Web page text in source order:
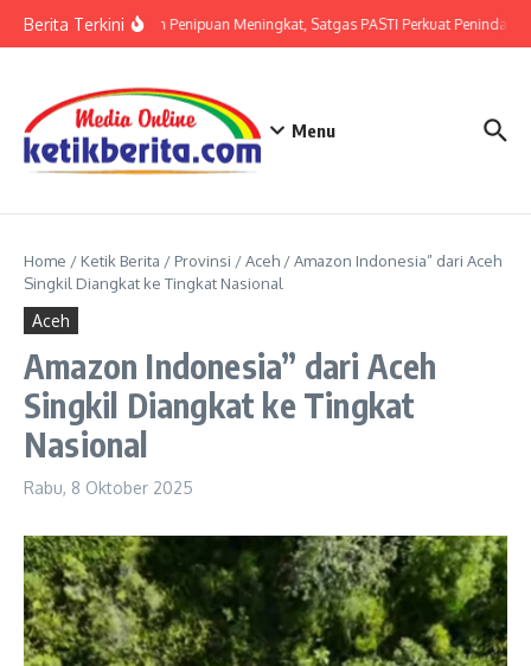
Berita TerkiniAncaman Penipuan Meningkat, Satgas PASTI Perkuat Penindakan
Menu
Home / Ketik Berita / Provinsi /Aceh /Amazon Indonesia” dari Aceh
Singkil Diangkat ke Tingkat Nasional
Aceh
Amazon Indonesia” dari Aceh
Singkil Diangkat ke Tingkat
Nasional
Rabu, 8 Oktober 2025